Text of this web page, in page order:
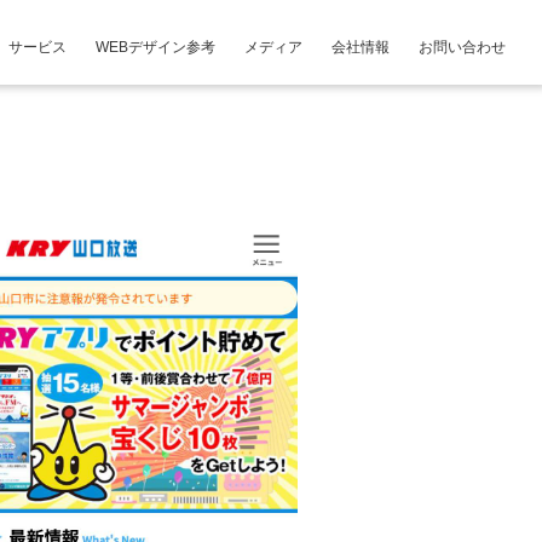
サービス WEBデザイン参考 メディア 会社情報 お問い合わせ